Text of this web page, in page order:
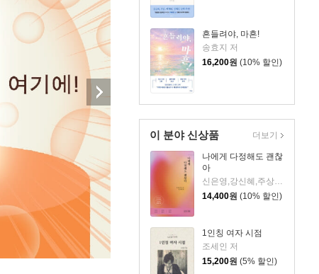
흔들려야, 마흔!
송효지 저
16,200원 (10% 할인)
이 분야 신상품
나에게 다정해도 괜찮
아
신은영,강신혜,주상희,윤근영,정현숙 저
14,400원 (10% 할인)
1인칭 여자 시점
조세인 저
15,200원 (5% 할인)
더보기